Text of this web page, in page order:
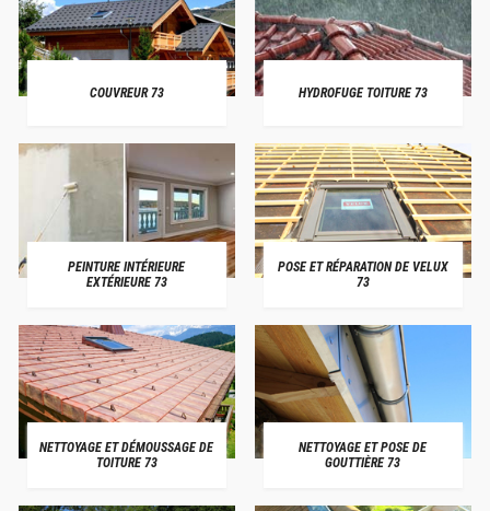
COUVREUR 73 HYDROFUGE TOITURE 73
PEINTURE INTÉRIEURE
EXTÉRIEURE 73
POSE ET RÉPARATION DE VELUX
73
NETTOYAGE ET DÉMOUSSAGE DE
TOITURE 73
NETTOYAGE ET POSE DE
GOUTTIÈRE 73